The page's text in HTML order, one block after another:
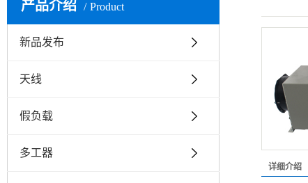
产品介绍 Product
新品发布
天线
假负载
多工器
详细介绍